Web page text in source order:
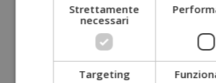
Strettamente
necessari
Targeting